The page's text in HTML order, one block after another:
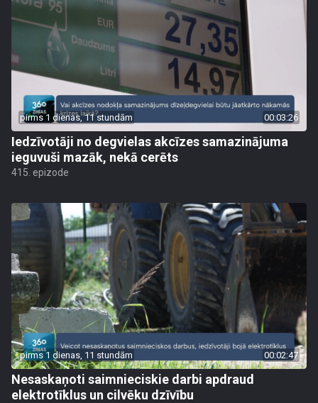
pirms 1 dienas, 11 stundām 00:03:26
Iedzīvotāji no degvielas akcīzes samazinājuma
ieguvuši mazāk, nekā cerēts
415. epizode
pirms 1 dienas, 11 stundām 00:02:47
Nesaskaņoti saimnieciskie darbi apdraud
elektrotīklus un cilvēku dzīvību